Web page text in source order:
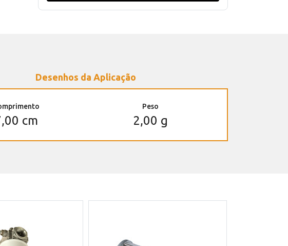
Desenhos da Aplicação
cm
Peso
2,00 g